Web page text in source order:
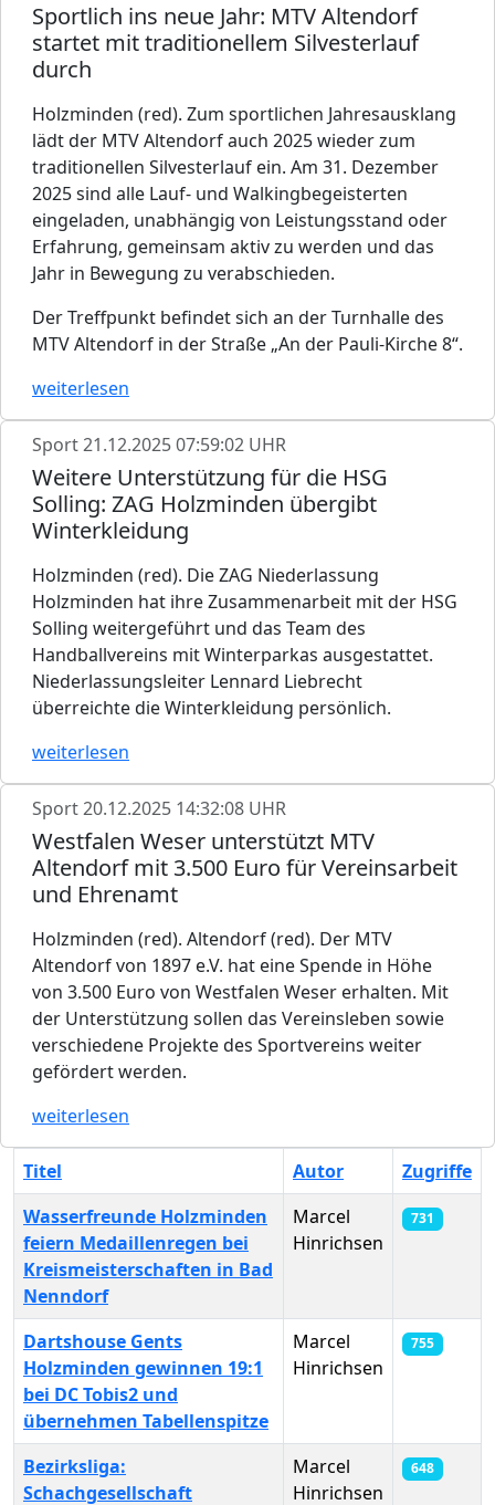
Sportlich ins neue Jahr: MTV Altendorf
startet mit traditionellem Silvesterlauf
durch
Holzminden (red). Zum sportlichen Jahresausklang
lädt der MTV Altendorf auch 2025 wieder zum
traditionellen Silvesterlauf ein. Am 31. Dezember
2025 sind alle Lauf- und Walkingbegeisterten
eingeladen, unabhängig von Leistungsstand oder
Erfahrung, gemeinsam aktiv zu werden und das
Jahr in Bewegung zu verabschieden.
Der Treffpunkt befindet sich an der Turnhalle des
MTV Altendorf in der Straße „An der Pauli-Kirche 8“.
weiterlesen
Sport21.12.2025 07:59:02 UHR
Weitere Unterstützung für die HSG
Solling: ZAG Holzminden übergibt
Winterkleidung
Holzminden (red). Die ZAG Niederlassung
Holzminden hat ihre Zusammenarbeit mit der HSG
Solling weitergeführt und das Team des
Handballvereins mit Winterparkas ausgestattet.
Niederlassungsleiter Lennard Liebrecht
überreichte die Winterkleidung persönlich.
weiterlesen
Sport20.12.2025 14:32:08 UHR
Westfalen Weser unterstützt MTV
Altendorf mit 3.500 Euro für Vereinsarbeit
und Ehrenamt
Holzminden (red). Altendorf (red). Der MTV
Altendorf von 1897 e.V. hat eine Spende in Höhe
von 3.500 Euro von Westfalen Weser erhalten. Mit
der Unterstützung sollen das Vereinsleben sowie
verschiedene Projekte des Sportvereins weiter
gefördert werden.
weiterlesen
Titel Autor
Zugriffe
Wasserfreunde Holzminden
feiern Medaillenregen bei
Kreismeisterschaften in Bad
Nenndorf
Marcel
Hinrichsen
731
Dartshouse Gents
Holzminden gewinnen 19:1
bei DC Tobis2 und
übernehmen Tabellenspitze
Marcel
Hinrichsen
755
Bezirksliga:
Schachgesellschaft
Marcel
Hinrichsen
648